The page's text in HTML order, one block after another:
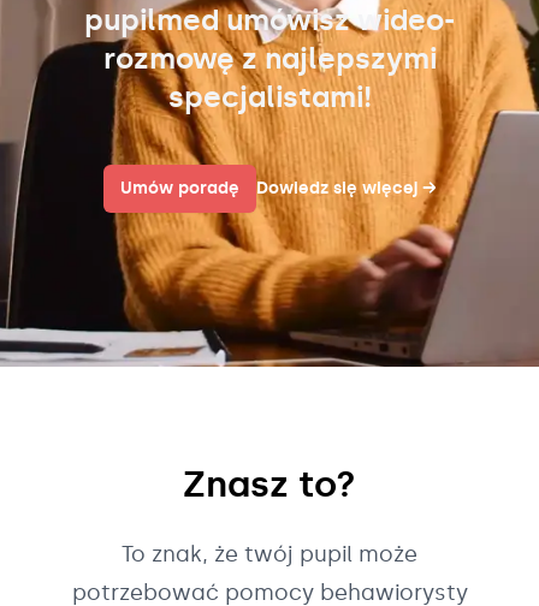
pupilmed umówisz wideo-
rozmowę z najlepszymi
specjalistami!
Umów poradę Dowiedz się więcej →
Znasz to?
To znak, że twój pupil może
potrzebować pomocy behawiorysty